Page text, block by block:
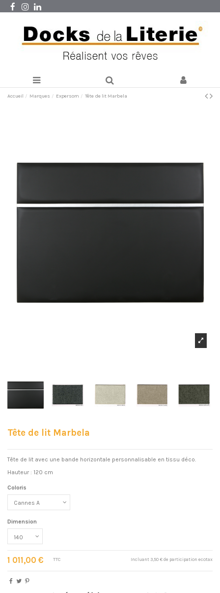
Accueil Marques Expersom Tête de lit Marbela
Tête de lit Marbela
Tête de lit avec une bande horizontale personnalisable en tissu déco.
Hauteur : 120 cm
Coloris
Dimension
1 011,00 € Incluant 3,50 € de participation ecotax
TTC